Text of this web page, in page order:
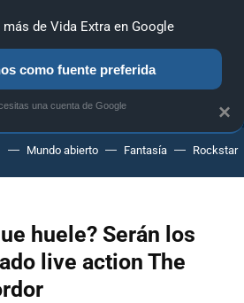
PC SONY NINTENDO
Mundo abierto Fantasía Rockstar
huele? Serán los
live action The
×
más de Vida Extra en Google
como fuente preferida
una cuenta de Google